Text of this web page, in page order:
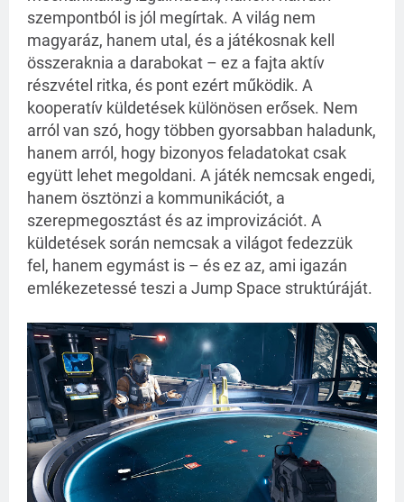
szempontból is jól megírtak. A világ nem
magyaráz, hanem utal, és a játékosnak kell
összeraknia a darabokat – ez a fajta aktív
részvétel ritka, és pont ezért működik. A
kooperatív küldetések különösen erősek. Nem
arról van szó, hogy többen gyorsabban haladunk,
hanem arról, hogy bizonyos feladatokat csak
együtt lehet megoldani. A játék nemcsak engedi,
hanem ösztönzi a kommunikációt, a
szerepmegosztást és az improvizációt. A
küldetések során nemcsak a világot fedezzük
fel, hanem egymást is – és ez az, ami igazán
emlékezetessé teszi a Jump Space struktúráját.